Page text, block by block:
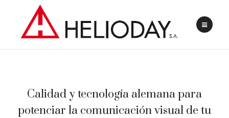
Calidad y tecnología alemana para
potenciar la comunicación visual de tu